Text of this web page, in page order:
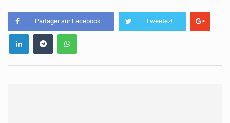
Partager sur Facebook Tweetez!